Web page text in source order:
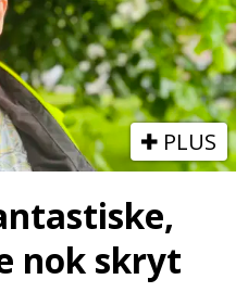
PLUS
nok skryt